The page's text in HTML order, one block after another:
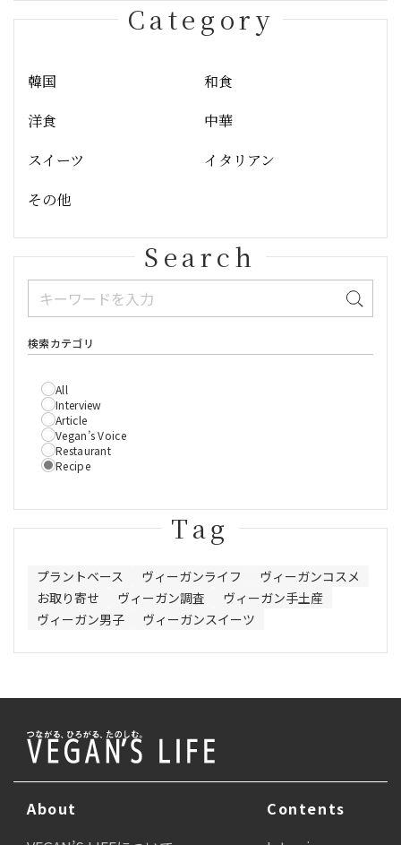
Category
韓国
和食
洋食
中華
スイーツ
イタリアン
その他
Search
検索カテゴリ
All
Interview
Article
Vegan’s Voice
Restaurant
Recipe
Tag
プラントベース ヴィーガンライフ
ヴィーガンコスメ
お取り寄せ
ヴィーガン調査
ヴィーガン手土産
ヴィーガン男子
ヴィーガンスイーツ
About
Contents